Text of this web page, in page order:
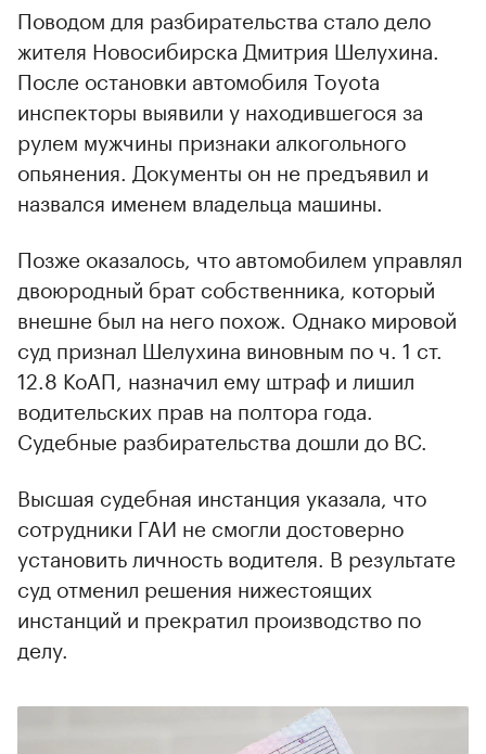
00:00 / 00:00
Поводом для разбирательства стало дело
жителя Новосибирска Дмитрия Шелухина.
После остановки автомобиля Toyota
инспекторы выявили у находившегося за
рулем мужчины признаки алкогольного
опьянения. Документы он не предъявил и
назвался именем владельца машины.
Позже оказалось, что автомобилем управлял
двоюродный брат собственника, который
внешне был на него похож. Однако мировой
суд признал Шелухина виновным по ч. 1 ст.
12.8 КоАП, назначил ему штраф и лишил
водительских прав на полтора года.
Судебные разбирательства дошли до ВС.
Высшая судебная инстанция указала, что
сотрудники ГАИ не смогли достоверно
установить личность водителя. В результате
суд отменил решения нижестоящих
инстанций и прекратил производство по
делу.